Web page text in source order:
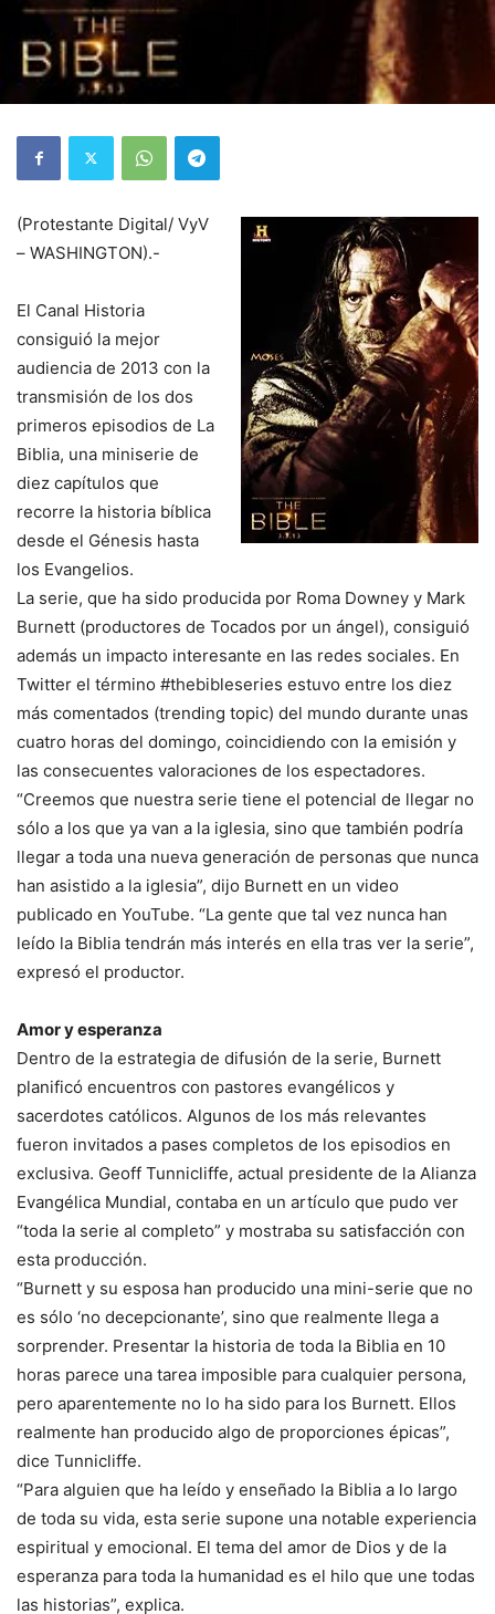
(Protestante Digital/ VyV
– WASHINGTON).-
El Canal Historia
consiguió la mejor
audiencia de 2013 con la
transmisión de los dos
primeros episodios de La
Biblia, una miniserie de
diez capítulos que
recorre la historia bíblica
desde el Génesis hasta
los Evangelios.
La serie, que ha sido producida por Roma Downey y Mark
Burnett (productores de Tocados por un ángel), consiguió
además un impacto interesante en las redes sociales. En
Twitter el término #thebibleseries estuvo entre los diez
más comentados (trending topic) del mundo durante unas
cuatro horas del domingo, coincidiendo con la emisión y
las consecuentes valoraciones de los espectadores.
“Creemos que nuestra serie tiene el potencial de llegar no
sólo a los que ya van a la iglesia, sino que también podría
llegar a toda una nueva generación de personas que nunca
han asistido a la iglesia”, dijo Burnett en un video
publicado en YouTube. “La gente que tal vez nunca han
leído la Biblia tendrán más interés en ella tras ver la serie”,
expresó el productor.
Amor y esperanza
Dentro de la estrategia de difusión de la serie, Burnett
planificó encuentros con pastores evangélicos y
sacerdotes católicos. Algunos de los más relevantes
fueron invitados a pases completos de los episodios en
exclusiva. Geoff Tunnicliffe, actual presidente de la Alianza
Evangélica Mundial, contaba en un artículo que pudo ver
“toda la serie al completo” y mostraba su satisfacción con
esta producción.
“Burnett y su esposa han producido una mini-serie que no
es sólo ‘no decepcionante’, sino que realmente llega a
sorprender. Presentar la historia de toda la Biblia en 10
horas parece una tarea imposible para cualquier persona,
pero aparentemente no lo ha sido para los Burnett. Ellos
realmente han producido algo de proporciones épicas”,
dice Tunnicliffe.
“Para alguien que ha leído y enseñado la Biblia a lo largo
de toda su vida, esta serie supone una notable experiencia
espiritual y emocional. El tema del amor de Dios y de la
esperanza para toda la humanidad es el hilo que une todas
las historias”, explica.